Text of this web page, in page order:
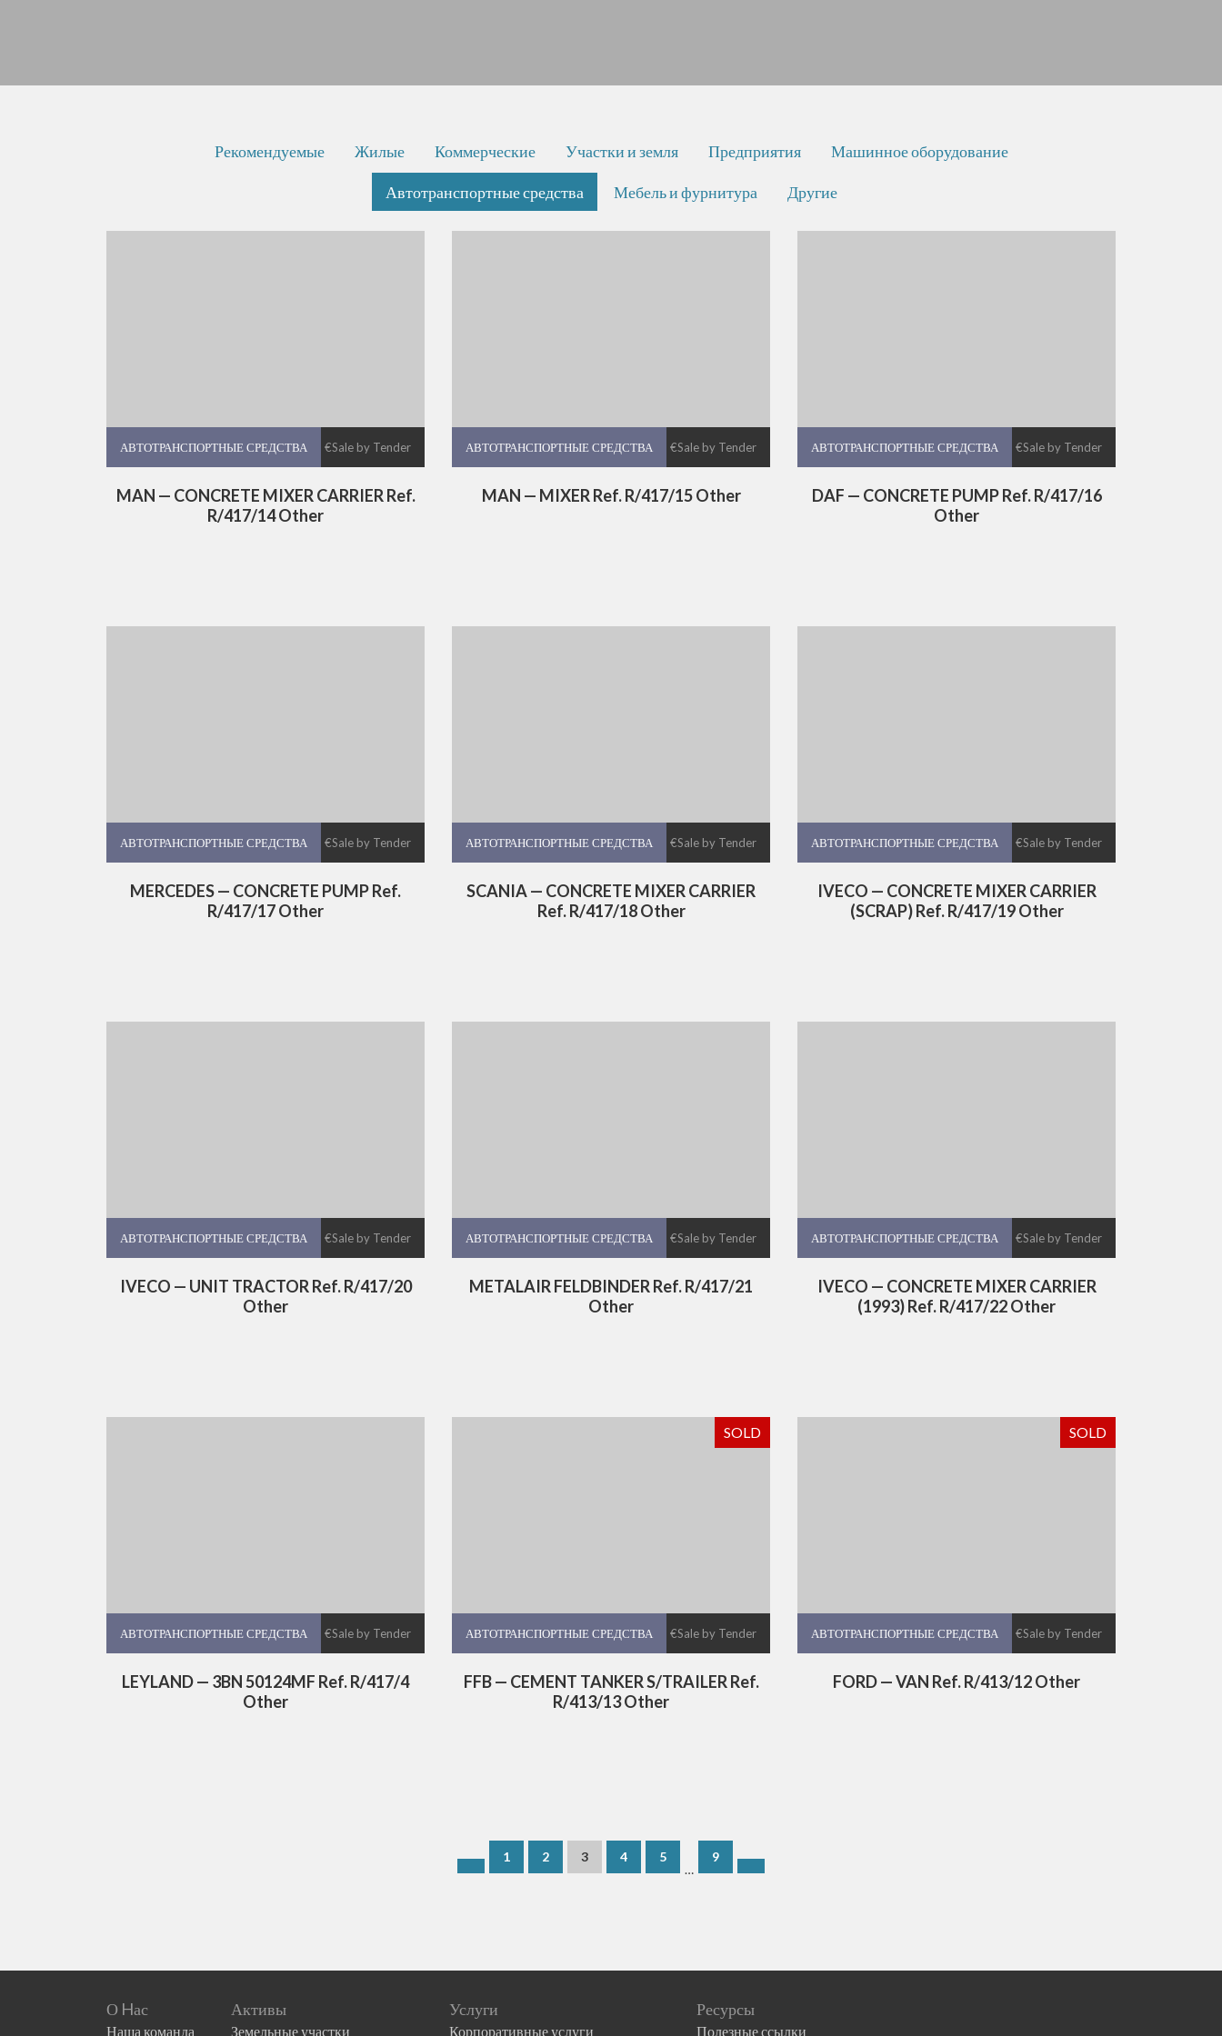
Рекомендуемые Жилые Коммерческие Участки и земля Предприятия Машинное оборудование
Автотранспортные средства Мебель и фурнитура Другие
АВТОТРАНСПОРТНЫЕ СРЕДСТВА
АВТОТРАНСПОРТНЫЕ СРЕДСТВА €Sale by Tender
MAN — CONCRETE MIXER CARRIER Ref.
R/417/14 Other
АВТОТРАНСПОРТНЫЕ СРЕДСТВА
АВТОТРАНСПОРТНЫЕ СРЕДСТВА €Sale by Tender
MAN — MIXER Ref. R/417/15 Other
АВТОТРАНСПОРТНЫЕ СРЕДСТВА
АВТОТРАНСПОРТНЫЕ СРЕДСТВА €Sale by Tender
DAF — CONCRETE PUMP Ref. R/417/16
Other
АВТОТРАНСПОРТНЫЕ СРЕДСТВА
АВТОТРАНСПОРТНЫЕ СРЕДСТВА €Sale by Tender
MERCEDES — CONCRETE PUMP Ref.
R/417/17 Other
АВТОТРАНСПОРТНЫЕ СРЕДСТВА
АВТОТРАНСПОРТНЫЕ СРЕДСТВА €Sale by Tender
SCANIA — CONCRETE MIXER CARRIER
Ref. R/417/18 Other
АВТОТРАНСПОРТНЫЕ СРЕДСТВА
АВТОТРАНСПОРТНЫЕ СРЕДСТВА €Sale by Tender
IVECO — CONCRETE MIXER CARRIER
(SCRAP) Ref. R/417/19 Other
АВТОТРАНСПОРТНЫЕ СРЕДСТВА
АВТОТРАНСПОРТНЫЕ СРЕДСТВА €Sale by Tender
IVECO — UNIT TRACTOR Ref. R/417/20
Other
АВТОТРАНСПОРТНЫЕ СРЕДСТВА
АВТОТРАНСПОРТНЫЕ СРЕДСТВА €Sale by Tender
METALAIR FELDBINDER Ref. R/417/21
Other
АВТОТРАНСПОРТНЫЕ СРЕДСТВА
АВТОТРАНСПОРТНЫЕ СРЕДСТВА €Sale by Tender
IVECO — CONCRETE MIXER CARRIER
(1993) Ref. R/417/22 Other
АВТОТРАНСПОРТНЫЕ СРЕДСТВА
АВТОТРАНСПОРТНЫЕ СРЕДСТВА €Sale by Tender
LEYLAND — 3BN 50124MF Ref. R/417/4
Other
SOLD
АВТОТРАНСПОРТНЫЕ СРЕДСТВА
АВТОТРАНСПОРТНЫЕ СРЕДСТВА €Sale by Tender
FFB — CEMENT TANKER S/TRAILER Ref.
R/413/13 Other
SOLD
АВТОТРАНСПОРТНЫЕ СРЕДСТВА
АВТОТРАНСПОРТНЫЕ СРЕДСТВА €Sale by Tender
FORD — VAN Ref. R/413/12 Other
1 2 3 4
5
…
9
О Hас
Наша команда
Активы
Земельные участки
Услуги
Корпоративные услуги
Ресурсы
Полезные ссылки